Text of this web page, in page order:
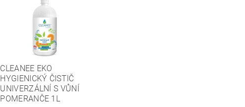
CLEANEE EKO
HYGIENICKÝ ČISTIČ
UNIVERZÁLNÍ S VŮNÍ
POMERANČE 1L